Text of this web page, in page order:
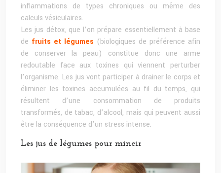
inflammations de types chroniques ou même des
calculs vésiculaires.
Les jus détox, que l’on prépare essentiellement à base
de fruits et légumes (biologiques de préférence afin
de conserver la peau) constitue donc une arme
redoutable face aux toxines qui viennent perturber
l’organisme. Les jus vont participer à drainer le corps et
éliminer les toxines accumulées au fil du temps, qui
résultent d’une consommation de produits
transformés, de tabac, d’alcool, mais qui peuvent aussi
être la conséquence d’un stress intense.
Les jus de légumes pour mincir